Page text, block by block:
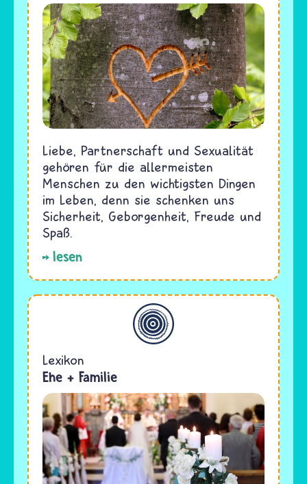
Liebe, Partnerschaft und Sexualität
gehören für die allermeisten
Menschen zu den wichtigsten Dingen
im Leben, denn sie schenken uns
Sicherheit, Geborgenheit, Freude und
Spaß.
lesen
Allgemein
Lexikon
Ehe + Familie